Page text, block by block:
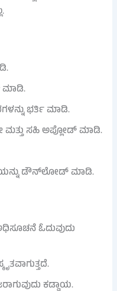
ಮಾಡಿ.
ಭರ್ತಿ ಮಾಡಿ.
ಸಹಿ ಅಪ್ಲೋಡ್ ಮಾಡಿ.
ಡೌನ್‌ಲೋಡ್ ಮಾಡಿ.
ಓದುವುದು
ಕಡ್ಡಾಯ.